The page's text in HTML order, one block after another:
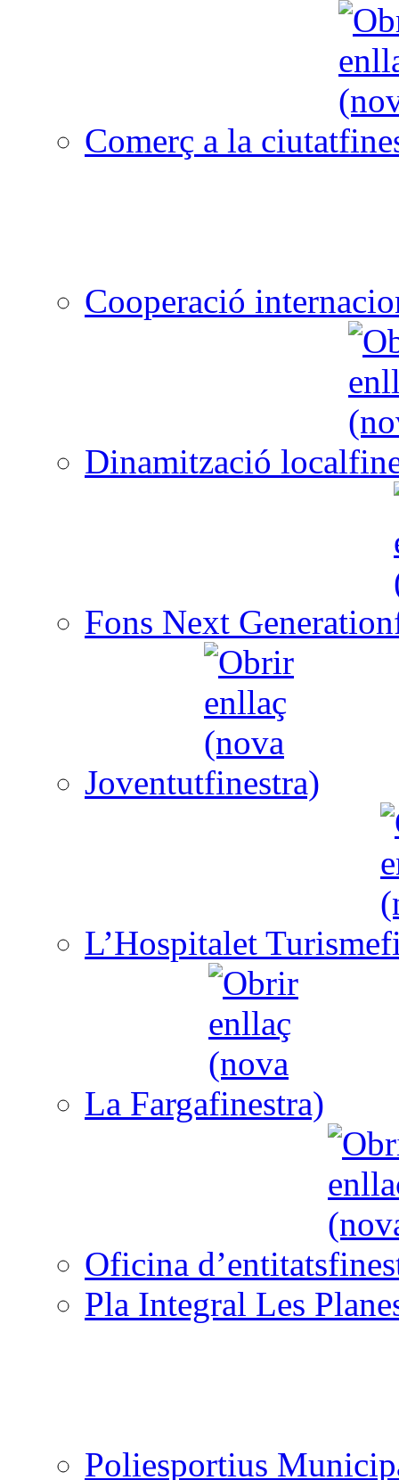
Comerç a la ciutat
Cooperació
Dinamització local
Fons Next Generation
Joventut
L’Hospitalet Turisme
La Farga
Oficina d’entitats
Pla Integral Les
Poliesportius